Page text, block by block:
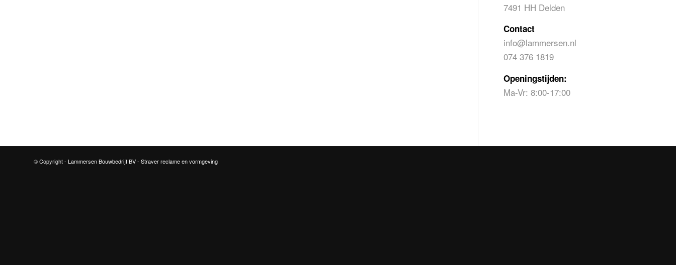
7491 HH Delden
Contact
info@lammersen.nl
074 376 1819
Openingstijden:
Ma-Vr: 8:00-17:00
© Copyright - Lammersen Bouwbedrijf BV- Straver reclame en vormgeving